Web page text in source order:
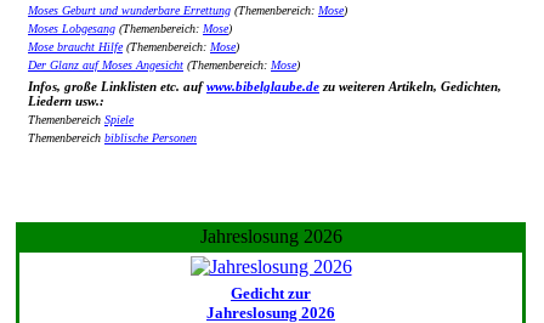
Moses Geburt und wunderbare Errettung (Themenbereich: Mose)
Moses Lobgesang (Themenbereich: Mose)
Mose braucht Hilfe(Themenbereich: Mose)
Der Glanz auf Moses Angesicht (Themenbereich: Mose)
Infos, große Linklisten etc. aufwww.bibelglaube.de zu weiteren Artikeln, Gedichten,
Liedern usw.:
Themenbereich Spiele
Themenbereich biblische Personen
Jahreslosung 2026
Gedicht zur
Jahreslosung 2026